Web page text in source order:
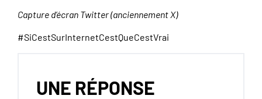
Capture d’écran Twitter (anciennement X)
#SiCestSurInternetCestQueCestVrai
UNE RÉPONSE